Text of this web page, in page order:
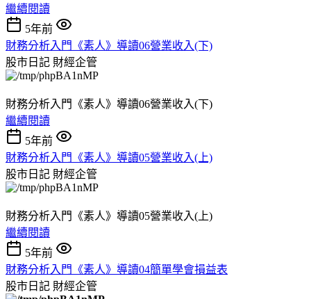
繼續閱讀
5年前
財務分析入門《素人》導讀06營業收入(下)
股市日記 財經企管
財務分析入門《素人》導讀06營業收入(下)
繼續閱讀
5年前
財務分析入門《素人》導讀05營業收入(上)
股市日記 財經企管
財務分析入門《素人》導讀05營業收入(上)
繼續閱讀
5年前
財務分析入門《素人》導讀04簡單學會損益表
股市日記 財經企管